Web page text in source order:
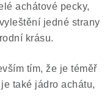
achátové pecky,
jedné strany
krásu.
tím, že je téměř
také jádro achátu,